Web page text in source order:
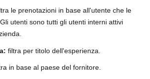
le prenotazioni in base all'utente che le
utenti sono tutti gli utenti interni attivi
filtra per titolo dell'esperienza.
in base al paese del fornitore.